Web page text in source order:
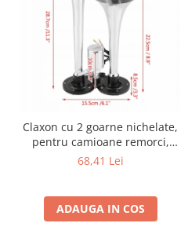
Claxon cu 2 goarne nichelate,
pentru camioane remorci,
semiremorci, autoutilitare,
68,41 Lei
ADAUGA IN COS